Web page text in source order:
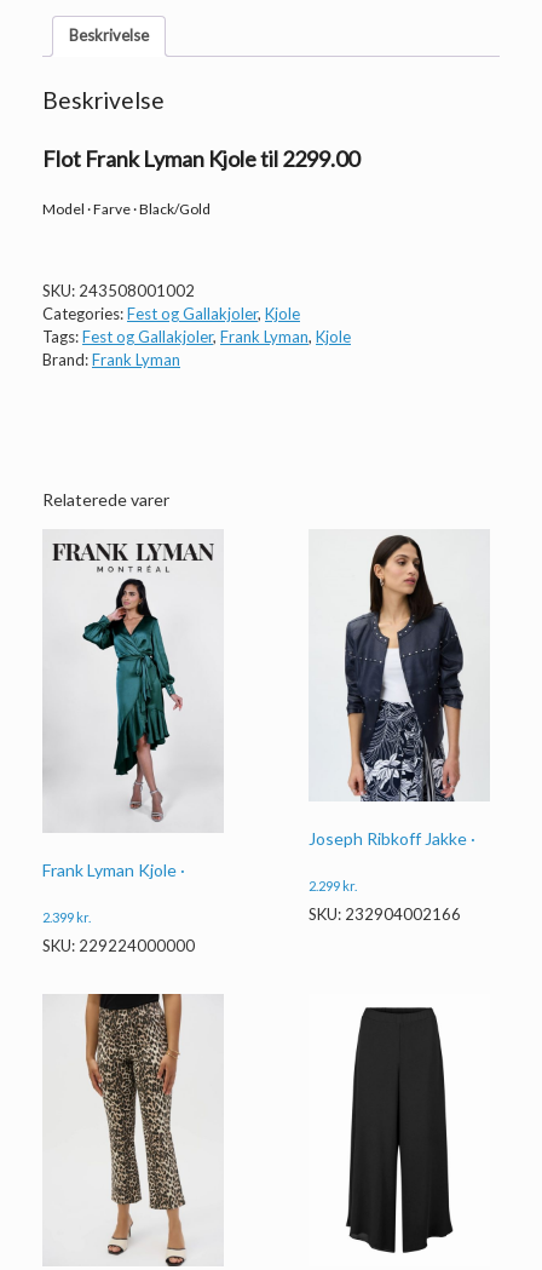
Beskrivelse
Beskrivelse
Flot Frank Lyman Kjole til 2299.00
Model · Farve · Black/Gold
SKU: 243508001002
Categories:Fest og Gallakjoler, Kjole
Tags:Fest og Gallakjoler, Frank Lyman, Kjole
Brand:Frank Lyman
Relaterede varer
Frank Lyman Kjole ·
2.399 kr.
SKU: 229224000000
Joseph Ribkoff Jakke ·
2.299 kr.
SKU: 232904002166